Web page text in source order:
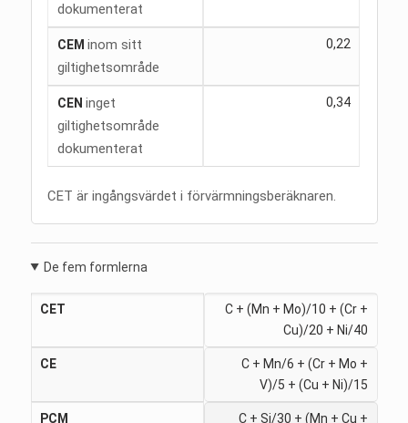
dokumenterat
CEM inom sitt
giltighetsområde
0,22
CEN inget
giltighetsområde
dokumenterat
0,34
CET är ingångsvärdet i förvärmningsberäknaren.
De fem formlerna
CET
C + (Mn + Mo)/10 + (Cr +
Cu)/20 + Ni/40
CE
C + Mn/6 + (Cr + Mo +
V)/5 + (Cu + Ni)/15
PCM C + Si/30 + (Mn + Cu +